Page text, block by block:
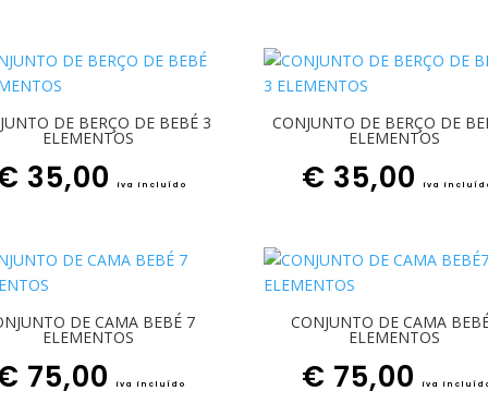
DE BERÇO DE BEBÉ 3
ELEMENTOS
35,00 iva incluído
CONJUNTO DE BERÇO DE
ELEMENTOS
€ 35,00 iva
DE CAMA BEBÉ 7
ELEMENTOS
75,00 iva incluído
CONJUNTO DE CAMA
ELEMENTOS
€ 75,00 iva